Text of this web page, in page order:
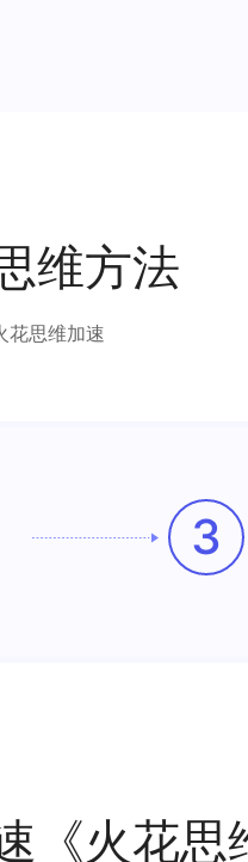
维方法
花思维加速
3
《火花思